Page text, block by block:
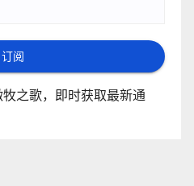
订阅
之歌，即时获取最新通